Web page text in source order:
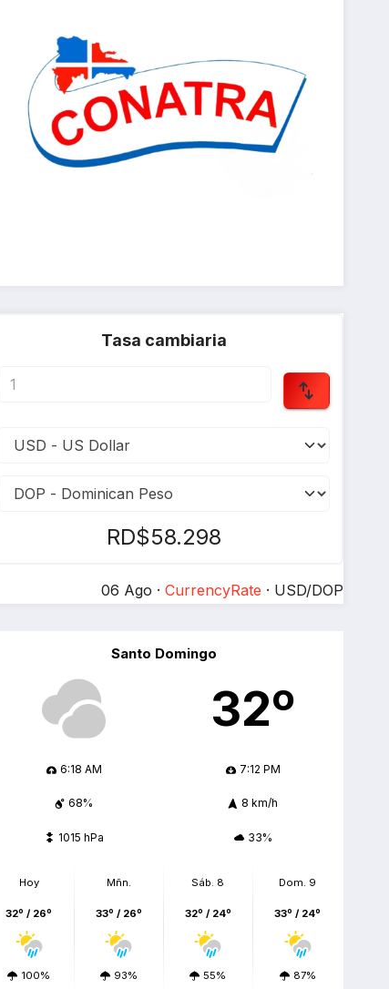
Tasa cambiaria
RD$58.298
06 Ago · CurrencyRate · USD/DOP
Santo Domingo
32º
6:18 AM 7:12 PM
68% 8 km/h
1015 hPa 33%
Hoy
32º / 26º
100%
Mñn.
33º / 26º
93%
Sáb. 8
32º / 24º
55%
Dom. 9
33º / 24º
87%